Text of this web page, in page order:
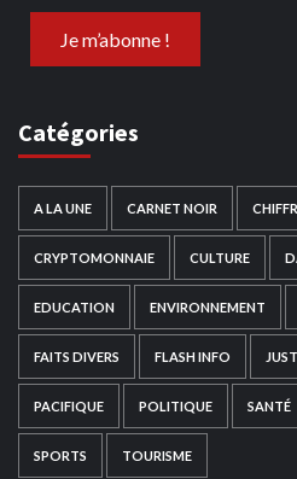
Catégories
A LA UNE CARNET NOIR
CRYPTOMONNAIE CULTURE
EDUCATION ENVIRONNEMENT
FAITS DIVERS FLASH INFO
PACIFIQUE POLITIQUE SANTÉ
SPORTS TOURISME